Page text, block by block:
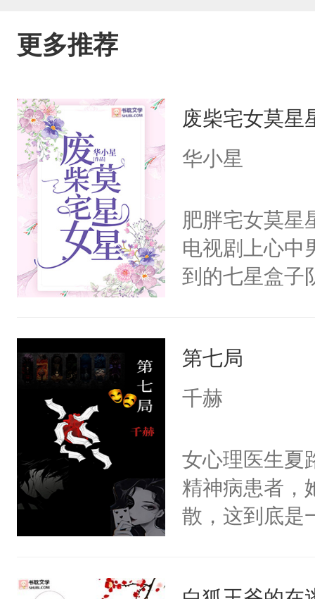
更多推荐
废柴宅女莫星
华小星
肥胖宅女莫星
电视剧上心中
到的七星盒子
重生，莫星星
体，在莫星星
流苏容貌冠
宫宴上见到三
竭虑，但异域
宴包裹里，有
武流苏势要查
第七局
千赫
女心理医生夏
精神病患者，
散，这到底是